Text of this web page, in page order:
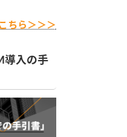
ちら＞＞＞
導入の手